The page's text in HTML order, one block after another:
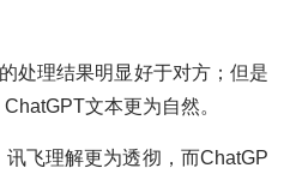
处理结果明显好于对方；但是
文本更为自然。
飞理解更为透彻，而ChatGP